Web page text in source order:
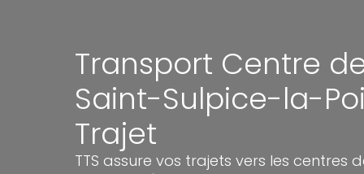
Transport Centre
Saint-Sulpice-la-
Trajet
TTS assure vos trajets vers les centres